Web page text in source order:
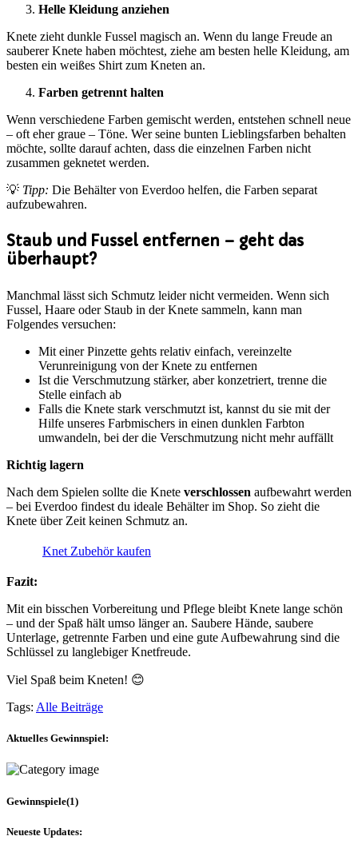
Helle Kleidung anziehen
Knete zieht dunkle Fussel magisch an. Wenn du lange Freude an
sauberer Knete haben möchtest, ziehe am besten helle Kleidung, am
besten ein weißes Shirt zum Kneten an.
Farben getrennt halten
Wenn verschiedene Farben gemischt werden, entstehen schnell neue
– oft eher graue – Töne. Wer seine bunten Lieblingsfarben behalten
möchte, sollte darauf achten, dass die einzelnen Farben nicht
zusammen geknetet werden.
💡 Tipp: Die Behälter von Everdoo helfen, die Farben separat
aufzubewahren.
Staub und Fussel entfernen – geht das
überhaupt?
Manchmal lässt sich Schmutz leider nicht vermeiden. Wenn sich
Fussel, Haare oder Staub in der Knete sammeln, kann man
Folgendes versuchen:
Mit einer Pinzette gehts relativ einfach, vereinzelte
Verunreinigung von der Knete zu entfernen
Ist die Verschmutzung stärker, aber konzetriert, trenne die
Stelle einfach ab
Falls die Knete stark verschmutzt ist, kannst du sie mit der
Hilfe unseres Farbmischers in einen dunklen Farbton
umwandeln, bei der die Verschmutzung nicht mehr auffällt
Richtig lagern
Nach dem Spielen sollte die Knete verschlossen aufbewahrt werden
– bei Everdoo findest du ideale Behälter im Shop. So zieht die
Knete über Zeit keinen Schmutz an.
Knet Zubehör kaufen
Fazit:
Mit ein bisschen Vorbereitung und Pflege bleibt Knete lange schön
– und der Spaß hält umso länger an. Saubere Hände, saubere
Unterlage, getrennte Farben und eine gute Aufbewahrung sind die
Schlüssel zu langlebiger Knetfreude.
Viel Spaß beim Kneten! 😊
Tags: Alle Beiträge
Aktuelles Gewinnspiel:
Gewinnspiele(1)
Neueste Updates: